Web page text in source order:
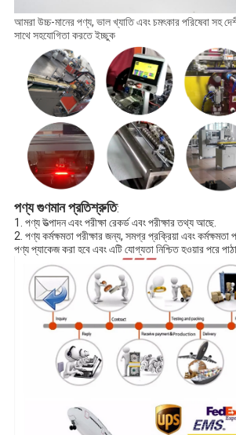
আমরা উচ্চ-মানের পণ্য, ভাল খ্যাতি এবং চমৎকার পরিষেবা সহ
সাথে সহযোগিতা করতে ইচ্ছুক
পণ্য গুণমান প্রতিশ্রুতি:
1. পণ্য উত্পাদন এবং পরীক্ষা রেকর্ড এবং পরীক্ষার তথ্য আছে.
2. পণ্য কর্মক্ষমতা পরীক্ষার জন্য, সমগ্র প্রক্রিয়া এবং
পণ্য প্যাকেজ করা হবে এবং এটি যোগ্যতা নিশ্চিত হওয়ার পরে